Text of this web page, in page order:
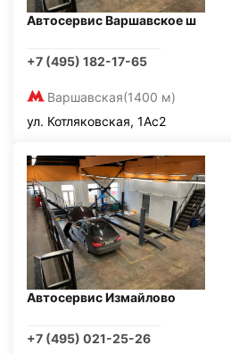
Автосервис Варшавское ш
+7 (495) 182-17-65
Варшавская(1400 м)
ул. Котляковская, 1Ас2
Автосервис Измайлово
+7 (495) 021-25-26